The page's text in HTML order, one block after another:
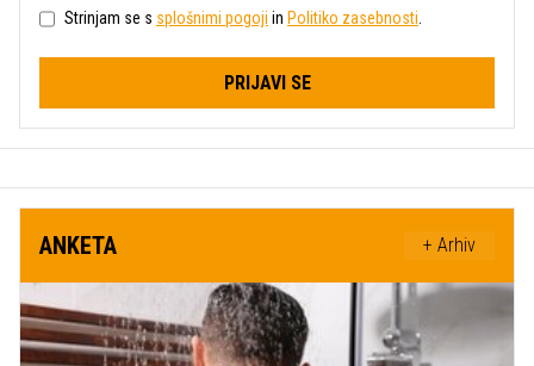
Strinjam se s splošnimi pogoji in Politiko zasebnosti.
PRIJAVI SE
ANKETA + Arhiv